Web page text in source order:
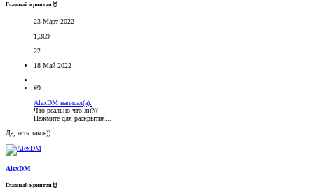
Главный криптан🥇
23 Март 2022
1,369
22
18 Май 2022
#9
AlexDM написал(а):
Что реально что ли?((
Нажмите для раскрытия...
Да, есть такое))
AlexDM
Главный криптан🥇